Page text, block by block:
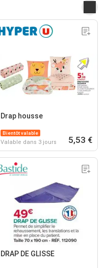
Drap housse
Bientôt valable
Valable dans 3 jours 5,53 €
DRAP DE GLISSE